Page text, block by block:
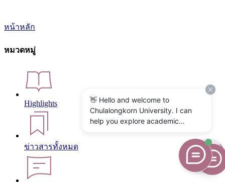
หน้าหลัก
หมวดหมู่
Highlights
ข่าวสารทั้งหมด
👋 Hello and welcome to
Chulalongkorn University. I can
help you explore academic